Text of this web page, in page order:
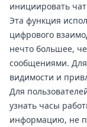
инициировать
Эта функция
цифрового
нечто большее,
сообщениями. Для
видимости и
Для
узнать часы
информацию, не